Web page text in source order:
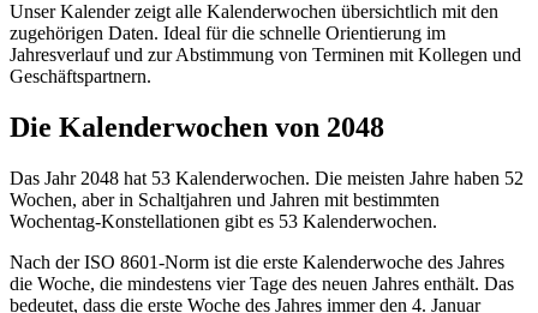
Unser Kalender zeigt alle Kalenderwochen übersichtlich mit den
zugehörigen Daten. Ideal für die schnelle Orientierung im
Jahresverlauf und zur Abstimmung von Terminen mit Kollegen und
Geschäftspartnern.
Die Kalenderwochen von 2048
Das Jahr 2048 hat 53 Kalenderwochen. Die meisten Jahre haben 52
Wochen, aber in Schaltjahren und Jahren mit bestimmten
Wochentag-Konstellationen gibt es 53 Kalenderwochen.
Nach der ISO 8601-Norm ist die erste Kalenderwoche des Jahres
die Woche, die mindestens vier Tage des neuen Jahres enthält. Das
bedeutet, dass die erste Woche des Jahres immer den 4. Januar